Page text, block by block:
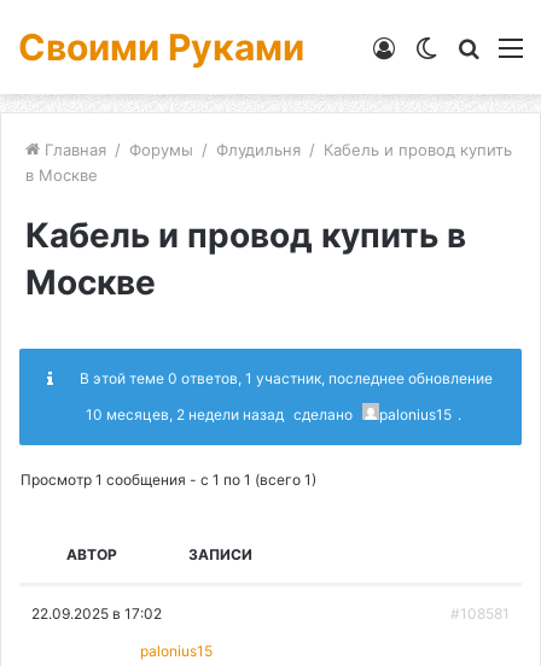
Своими Руками
Switch
Войти
Главная / Форумы / Флудильня / Кабель и провод купить
в Москве
Кабель и провод купить в
Москве
В этой теме 0 ответов, 1 участник, последнее обновление
10 месяцев, 2 недели назад сделано palonius15 .
Просмотр 1 сообщения - с 1 по 1 (всего 1)
АВТОР ЗАПИСИ
22.09.2025 в 17:02 #108581
palonius15